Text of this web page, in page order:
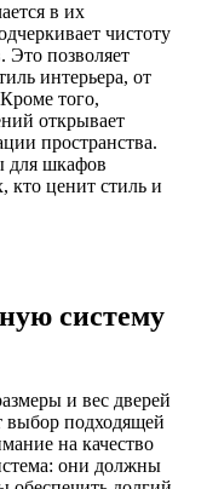
в их
чистоту
Это позволяет
интерьера, от
того,
открывает
пространства.
для шкафов
кто ценит стиль и
систему
и вес дверей
выбор подходящей
на качество
они должны